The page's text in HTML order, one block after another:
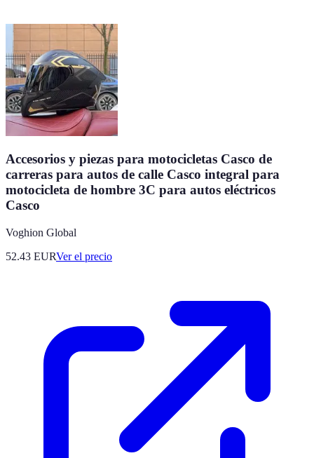
Accesorios y piezas para motocicletas Casco de
carreras para autos de calle Casco integral para
motocicleta de hombre 3C para autos eléctricos
Casco
Voghion Global
52.43 EURVer el precio